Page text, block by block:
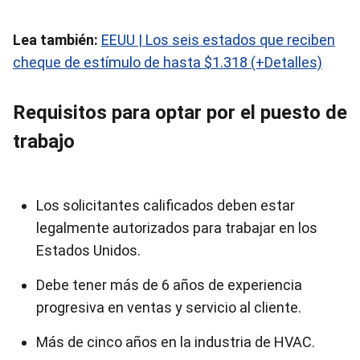
Lea también: EEUU | Los seis estados que reciben
cheque de estímulo de hasta $1.318 (+Detalles)
Requisitos para optar por el puesto de
trabajo
Los solicitantes calificados deben estar
legalmente autorizados para trabajar en los
Estados Unidos.
Debe tener más de 6 años de experiencia
progresiva en ventas y servicio al cliente.
Más de cinco años en la industria de HVAC.